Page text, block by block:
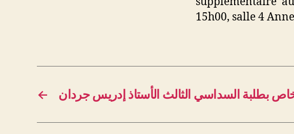
15h00, salle 4
← بطلبة السداسي الثالث الأستاذ إدريس جردان